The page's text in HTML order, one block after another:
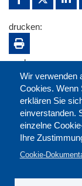
Wir verwenden
Cookies. Wenn
erklären Sie
einverstanden.
einzelne
Ihre
Cookie-
drucken:
merken: